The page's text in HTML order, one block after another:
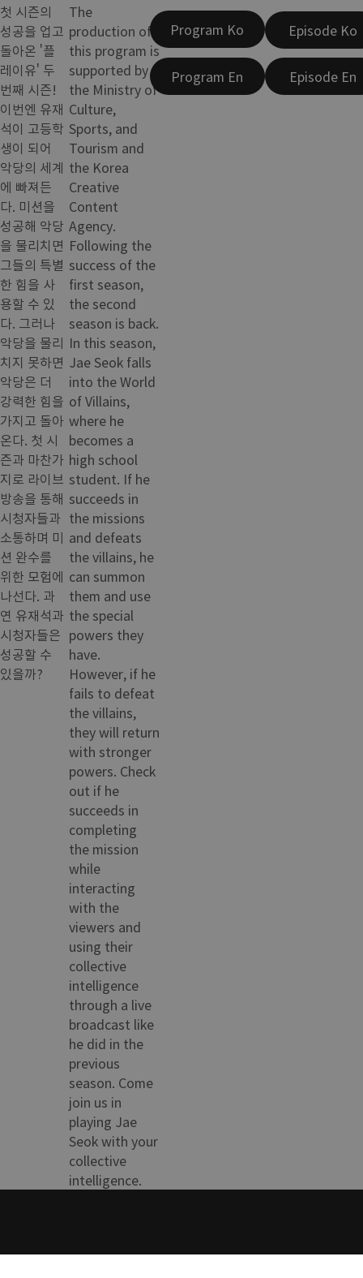
첫 시즌의
성공을 업고
돌아온 '플
레이유' 두
번째 시즌!
이번엔 유재
석이 고등학
생이 되어
악당의 세계
에 빠져든
다. 미션을
성공해 악당
을 물리치면
그들의 특별
한 힘을 사
용할 수 있
다. 그러나
악당을 물리
치지 못하면
악당은 더
강력한 힘을
가지고 돌아
온다. 첫 시
즌과 마찬가
지로 라이브
방송을 통해
시청자들과
소통하며 미
션 완수를
위한 모험에
나선다. 과
연 유재석과
시청자들은
성공할 수
있을까?
The
production of
this program is
supported by
the Ministry of
Culture,
Sports, and
Tourism and
the Korea
Creative
Content
Agency.
Following the
success of the
first season,
the second
season is back.
In this season,
Jae Seok falls
into the World
of Villains,
where he
becomes a
high school
student. If he
succeeds in
the missions
and defeats
the villains, he
can summon
them and use
the special
powers they
have.
However, if he
fails to defeat
the villains,
they will return
with stronger
powers. Check
out if he
succeeds in
completing
the mission
while
interacting
with the
viewers and
using their
collective
intelligence
through a live
broadcast like
he did in the
previous
season. Come
join us in
playing Jae
Seok with your
collective
intelligence.
Program Ko
Program En
Episode Ko
Episode En